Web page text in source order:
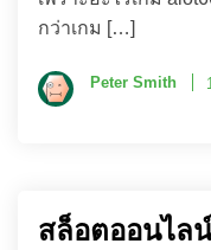
กว่าเกม […]
Peter Smith
สล็อตออนไล